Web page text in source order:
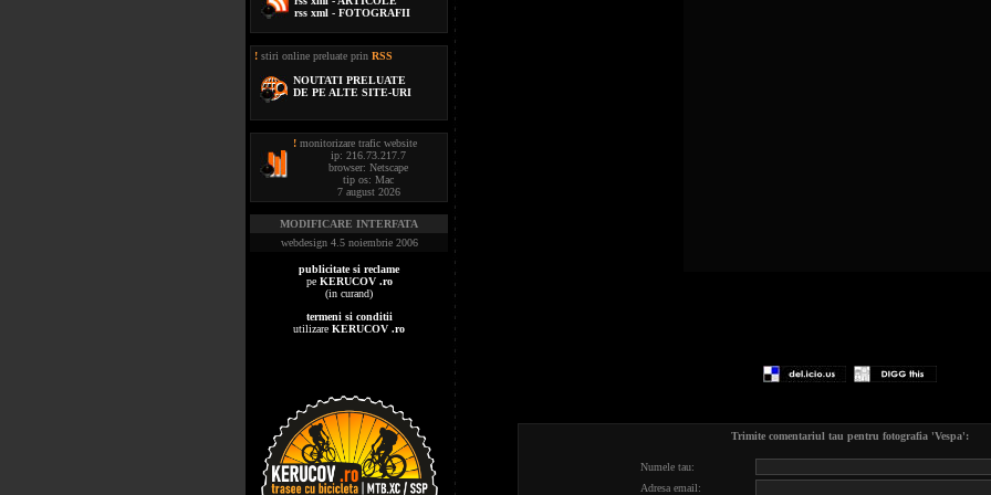
rss xml - FOTOGRAFII
! stiri online preluate prin RSS
NOUTATI PRELUATE
DE PE ALTE SITE-URI
! monitorizare trafic website
ip: 216.73.217.7
browser: Netscape
tip os: Mac
7 august 2026
MODIFICARE INTERFATA
webdesign 4.5 noiembrie 2006
publicitate si reclame
pe KERUCOV .ro
(in curand)
termeni si conditii
utilizare KERUCOV .ro
Trimite comentariul tau pentru fotografia 'Vespa':
Numele tau:
Adresa email: